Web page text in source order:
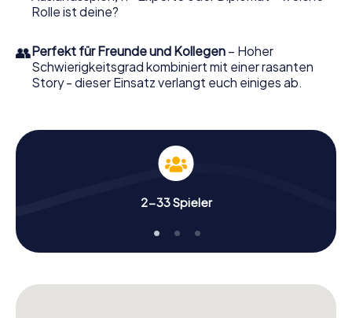
Rolle ist deine?
👥Perfekt für Freunde und Kollegen – Hoher
Schwierigkeitsgrad kombiniert mit einer rasanten
Story - dieser Einsatz verlangt euch einiges ab.
2-33 Spieler